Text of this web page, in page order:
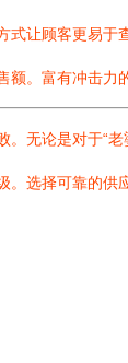
式让顾客更易于
额。富有冲击
。无论是对于“
。选择可靠的